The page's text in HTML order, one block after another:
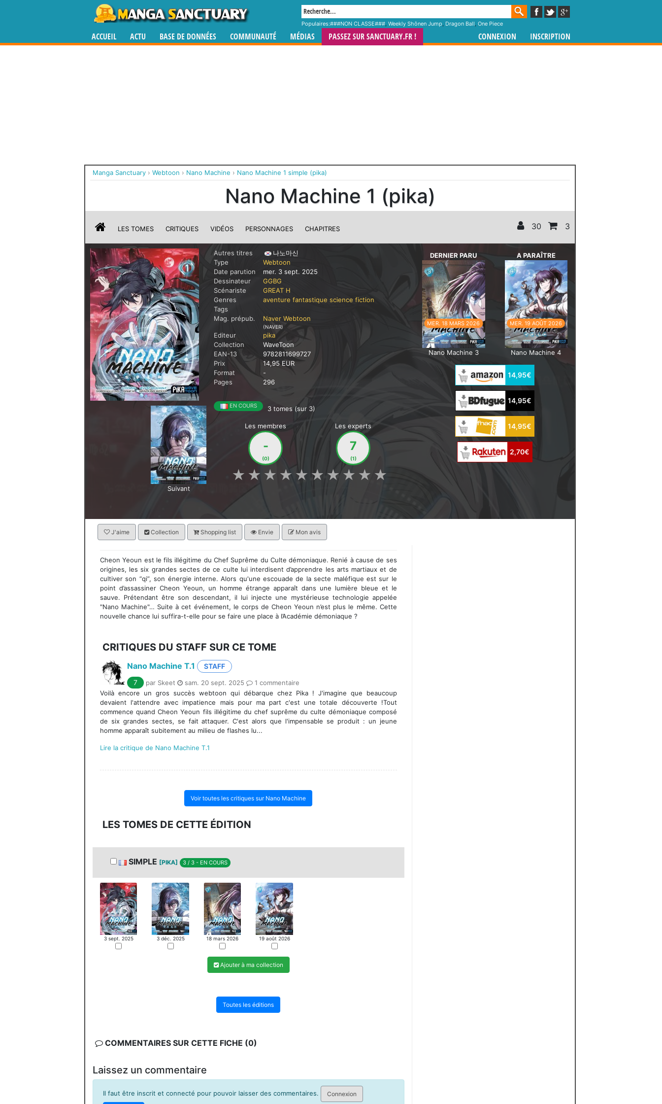
Populaires:###NON CLASSE###, Weekly Shônen Jump, Dragon Ball, One Piece
ACCUEIL ACTU BASE DE DONNÉES COMMUNAUTÉ MÉDIAS PASSEZ SUR SANCTUARY.FR ! CONNEXION INSCRIPTION
Manga Sanctuary › Webtoon › Nano Machine › Nano Machine 1 simple (pika)
Nano Machine 1 (pika)
LES TOMES CRITIQUES VIDÉOS PERSONNAGES CHAPITRES 30 3
Suivant
Autres titres
나노마신
Type
Webtoon
Date parution
mer. 3 sept. 2025
Dessinateur
GGBG
Scénariste
GREAT H
Genres
aventure fantastique science fiction
Tags
Mag. prépub.
Naver Webtoon
(NAVER)
Editeur
pika
Collection
WaveToon
EAN-13
9782811699727
Prix
14,95 EUR
Format
-
Pages
296
EN COURS 3 tomes (sur 3)
Les membres
-
(0)
Les experts
7
(1)
★
★
★
★
★
★
★
★
★
★
DERNIER PARU
MER. 18 MARS 2026
Nano Machine 3
A PARAÎTRE
MER. 19 AOÛT 2026
Nano Machine 4
14,95€
14,95€
14,95€
2,70€
J'aime Collection Shopping list Envie Mon avis
Cheon Yeoun est le fils illégitime du Chef Suprême du Culte démoniaque. Renié à cause de ses
origines, les six grandes sectes de ce culte lui interdisent d’apprendre les arts martiaux et de
cultiver son “qi”, son énergie interne. Alors qu'une escouade de la secte maléfique est sur le
point d’assassiner Cheon Yeoun, un homme étrange apparaît dans une lumière bleue et le
sauve. Prétendant être son descendant, il lui injecte une mystérieuse technologie appelée
"Nano Machine"… Suite à cet événement, le corps de Cheon Yeoun n’est plus le même. Cette
nouvelle chance lui suffira-t-elle pour se faire une place à l’Académie démoniaque ?
CRITIQUES DU STAFF SUR CE TOME
Nano Machine T.1
STAFF
7
par Skeet sam. 20 sept. 2025
1 commentaire
Voilà encore un gros succès webtoon qui débarque chez Pika ! J'imagine que beaucoup
devaient l'attendre avec impatience mais pour ma part c'est une totale découverte !Tout
commence quand Cheon Yeoun fils illégitime du chef suprême du culte démoniaque composé
de six grandes sectes, se fait attaquer. C'est alors que l'impensable se produit : un jeune
homme apparaît subitement au milieu de flashes lu...
Lire la critique de Nano Machine T.1
Voir toutes les critiques sur Nano Machine
LES TOMES DE CETTE ÉDITION
SIMPLE [PIKA] 3 / 3 - EN COURS
3 sept. 2025 3 déc. 2025 18 mars 2026 19 août 2026
Ajouter à ma collection
Toutes les éditions
COMMENTAIRES SUR CETTE FICHE (0)
Laissez un commentaire
Il faut être inscrit et connecté pour pouvoir laisser des commentaires. Connexion